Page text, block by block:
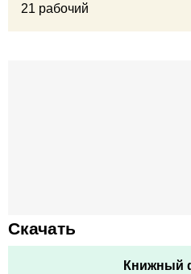
21 рабочий
Скачать
Книжный